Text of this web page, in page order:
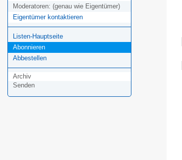
Moderatoren: (genau wie Eigentümer)
Eigentümer kontaktieren
Listen-Hauptseite
Abonnieren
Abbestellen
Archiv
Senden